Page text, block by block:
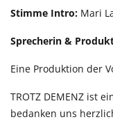
Stimme Intro: Mari
Sprecherin &
Eine Produktion der
TROTZ DEMENZ ist
bedanken uns